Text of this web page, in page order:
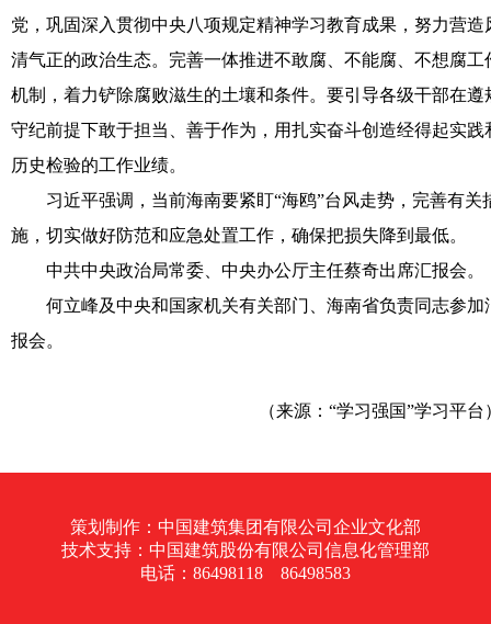
党，巩固深入贯彻中央八项规定精神学习教育成果，努力营造
清气正的政治生态。完善一体推进不敢腐、不能腐、不想腐工
机制，着力铲除腐败滋生的土壤和条件。要引导各级干部在遵
守纪前提下敢于担当、善于作为，用扎实奋斗创造经得起实践
历史检验的工作业绩。
习近平强调，当前海南要紧盯“海鸥”台风走势，完善有关
施，切实做好防范和应急处置工作，确保把损失降到最低。
中共中央政治局常委、中央办公厅主任蔡奇出席汇报会。
何立峰及中央和国家机关有关部门、海南省负责同志参加
报会。
（来源：“学习强国”学习平台
策划制作：中国建筑集团有限公司企业文化部
技术支持：中国建筑股份有限公司信息化管理部
电话：86498118 86498583